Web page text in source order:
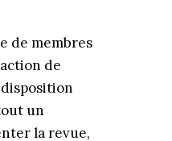
de membres
de
disposition
un
la revue,